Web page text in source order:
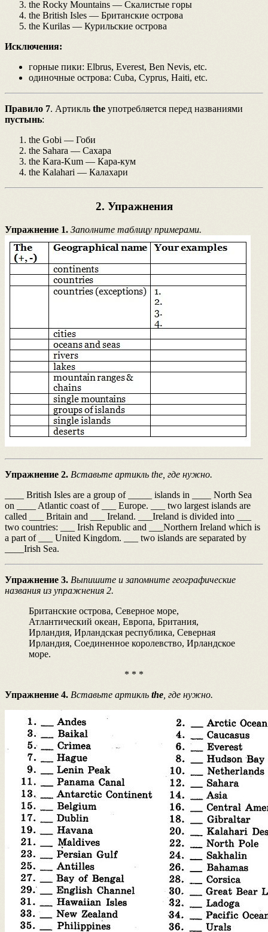
the Rocky Mountains — Скалистые горы
the British Isles — Британские острова
the Kurilas — Курильские острова
Исключения:
горные пики: Elbrus, Everest, Ben Nevis, etc.
одиночные острова: Cuba, Cyprus, Haiti, etc.
Правило 7. Артикль the употребляется перед названиями
пустынь:
the Gobi — Гоби
the Sahara — Сахара
the Kara-Kum — Кара-кум
the Kalahari — Калахари
2. Упражнения
Упражнение 1. Заполните таблицу примерами.
Упражнение 2. Вставьте артикль the, где нужно.
____ British Isles are a group of _____ islands in ____ North Sea
on ____ Atlantic coast of ___ Europe. ___ two largest islands are
called ___ Britain and ___ Ireland. ___Ireland is divided into ___
two countries: ___ Irish Republic and ___Northern Ireland which is
a part of ___ United Kingdom. ___ two islands are separated by
____Irish Sea.
Упражнение 3. Выпишите и запомните географические
названия из упражнения 2.
Британские острова, Северное море,
Атлантический океан, Европа, Британия,
Ирландия, Ирландская республика, Северная
Ирландия, Соединенное королевство, Ирландское
море.
* * *
Упражнение 4. Вставьте артикль the , где нужно.